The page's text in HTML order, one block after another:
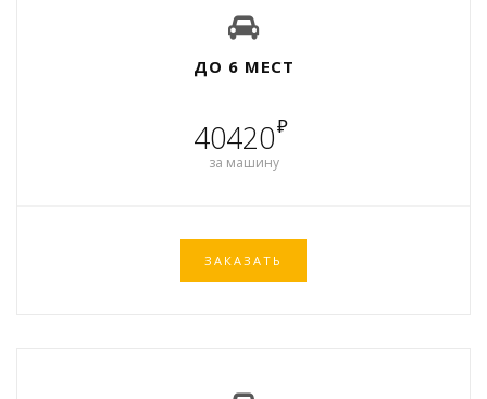
ДО 6 МЕСТ
40420₽
за машину
ЗАКАЗАТЬ